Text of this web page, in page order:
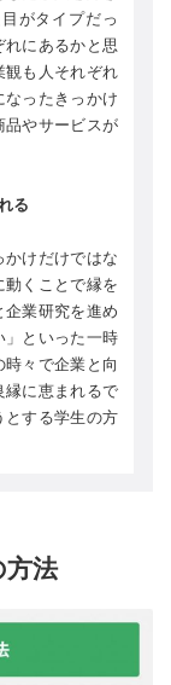
がタイプだっ
にあるかと思
観も人それぞれ
ったきっかけ
品やサービスが
る
けだけではな
くことで縁を
業研究を進め
」といった一時
々で企業と向
縁に恵まれるで
とする学生の方
法